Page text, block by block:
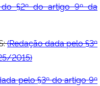
§2º do artigo 9º da
(Redação dada pelo §3º
2015)
pelo §3º do artigo 9º